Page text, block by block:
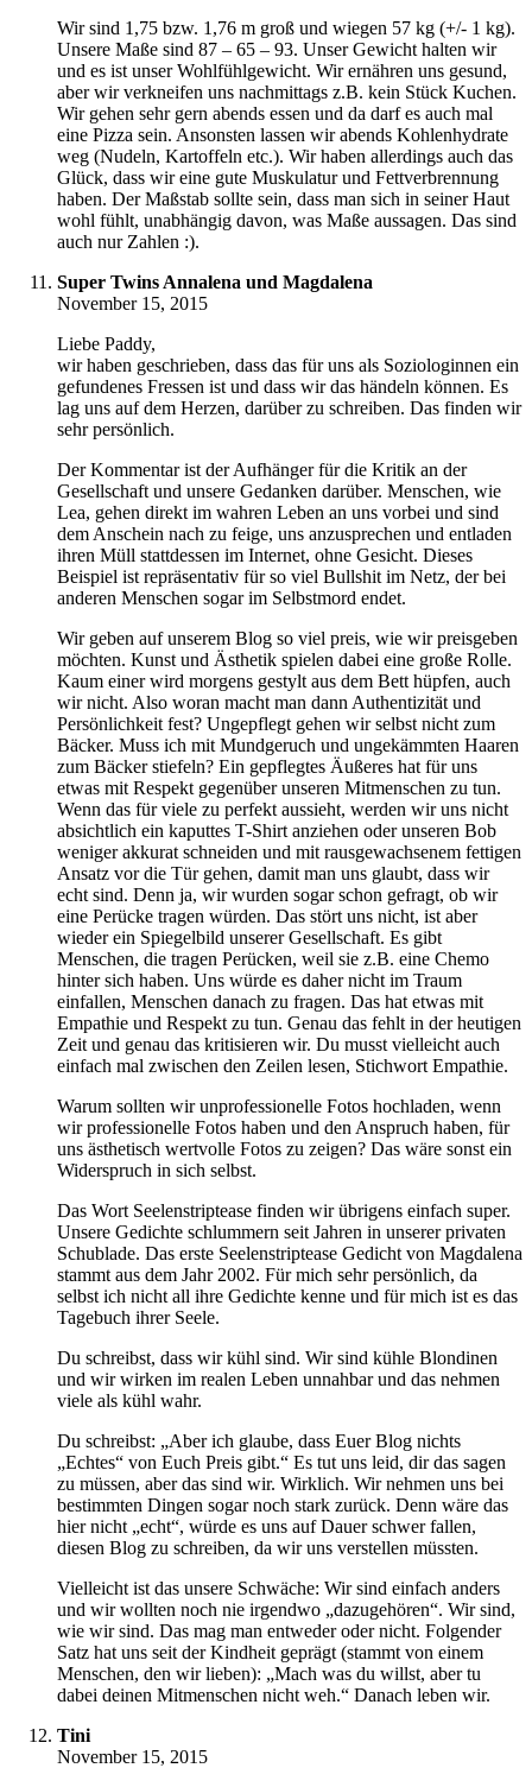
Wir sind 1,75 bzw. 1,76 m groß und wiegen 57 kg (+/- 1 kg).
Unsere Maße sind 87 – 65 – 93. Unser Gewicht halten wir
und es ist unser Wohlfühlgewicht. Wir ernähren uns gesund,
aber wir verkneifen uns nachmittags z.B. kein Stück Kuchen.
Wir gehen sehr gern abends essen und da darf es auch mal
eine Pizza sein. Ansonsten lassen wir abends Kohlenhydrate
weg (Nudeln, Kartoffeln etc.). Wir haben allerdings auch das
Glück, dass wir eine gute Muskulatur und Fettverbrennung
haben. Der Maßstab sollte sein, dass man sich in seiner Haut
wohl fühlt, unabhängig davon, was Maße aussagen. Das sind
auch nur Zahlen :).
Super Twins Annalena und Magdalena
November 15, 2015
Liebe Paddy,
wir haben geschrieben, dass das für uns als Soziologinnen ein
gefundenes Fressen ist und dass wir das händeln können. Es
lag uns auf dem Herzen, darüber zu schreiben. Das finden wir
sehr persönlich.
Der Kommentar ist der Aufhänger für die Kritik an der
Gesellschaft und unsere Gedanken darüber. Menschen, wie
Lea, gehen direkt im wahren Leben an uns vorbei und sind
dem Anschein nach zu feige, uns anzusprechen und entladen
ihren Müll stattdessen im Internet, ohne Gesicht. Dieses
Beispiel ist repräsentativ für so viel Bullshit im Netz, der bei
anderen Menschen sogar im Selbstmord endet.
Wir geben auf unserem Blog so viel preis, wie wir preisgeben
möchten. Kunst und Ästhetik spielen dabei eine große Rolle.
Kaum einer wird morgens gestylt aus dem Bett hüpfen, auch
wir nicht. Also woran macht man dann Authentizität und
Persönlichkeit fest? Ungepflegt gehen wir selbst nicht zum
Bäcker. Muss ich mit Mundgeruch und ungekämmten Haaren
zum Bäcker stiefeln? Ein gepflegtes Äußeres hat für uns
etwas mit Respekt gegenüber unseren Mitmenschen zu tun.
Wenn das für viele zu perfekt aussieht, werden wir uns nicht
absichtlich ein kaputtes T-Shirt anziehen oder unseren Bob
weniger akkurat schneiden und mit rausgewachsenem fettigen
Ansatz vor die Tür gehen, damit man uns glaubt, dass wir
echt sind. Denn ja, wir wurden sogar schon gefragt, ob wir
eine Perücke tragen würden. Das stört uns nicht, ist aber
wieder ein Spiegelbild unserer Gesellschaft. Es gibt
Menschen, die tragen Perücken, weil sie z.B. eine Chemo
hinter sich haben. Uns würde es daher nicht im Traum
einfallen, Menschen danach zu fragen. Das hat etwas mit
Empathie und Respekt zu tun. Genau das fehlt in der heutigen
Zeit und genau das kritisieren wir. Du musst vielleicht auch
einfach mal zwischen den Zeilen lesen, Stichwort Empathie.
Warum sollten wir unprofessionelle Fotos hochladen, wenn
wir professionelle Fotos haben und den Anspruch haben, für
uns ästhetisch wertvolle Fotos zu zeigen? Das wäre sonst ein
Widerspruch in sich selbst.
Das Wort Seelenstriptease finden wir übrigens einfach super.
Unsere Gedichte schlummern seit Jahren in unserer privaten
Schublade. Das erste Seelenstriptease Gedicht von Magdalena
stammt aus dem Jahr 2002. Für mich sehr persönlich, da
selbst ich nicht all ihre Gedichte kenne und für mich ist es das
Tagebuch ihrer Seele.
Du schreibst, dass wir kühl sind. Wir sind kühle Blondinen
und wir wirken im realen Leben unnahbar und das nehmen
viele als kühl wahr.
Du schreibst: „Aber ich glaube, dass Euer Blog nichts
„Echtes“ von Euch Preis gibt.“ Es tut uns leid, dir das sagen
zu müssen, aber das sind wir. Wirklich. Wir nehmen uns bei
bestimmten Dingen sogar noch stark zurück. Denn wäre das
hier nicht „echt“, würde es uns auf Dauer schwer fallen,
diesen Blog zu schreiben, da wir uns verstellen müssten.
Vielleicht ist das unsere Schwäche: Wir sind einfach anders
und wir wollten noch nie irgendwo „dazugehören“. Wir sind,
wie wir sind. Das mag man entweder oder nicht. Folgender
Satz hat uns seit der Kindheit geprägt (stammt von einem
Menschen, den wir lieben): „Mach was du willst, aber tu
dabei deinen Mitmenschen nicht weh.“ Danach leben wir.
Tini
November 15, 2015